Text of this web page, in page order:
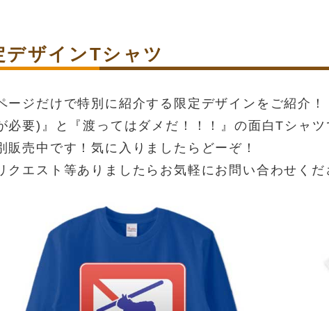
デザインTシャツ
ージだけで特別に紹介する限定デザインをご紹
必要)』と『渡ってはダメだ！！！』の面白Tシャ
販売中です！気に入りましたらどーぞ！
クエスト等ありましたらお気軽にお問い合わせくだ